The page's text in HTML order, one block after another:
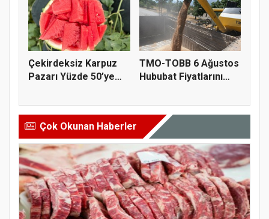
Çekirdeksiz Karpuz
Pazarı Yüzde 50’ye
TMO-TOBB 6 Ağustos
Hububat Fiyatlarını
Çok Okunan Haberler